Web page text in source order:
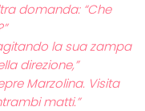
domanda: “Che
la sua zampa
direzione,”
Marzolina. Visita
matti.”